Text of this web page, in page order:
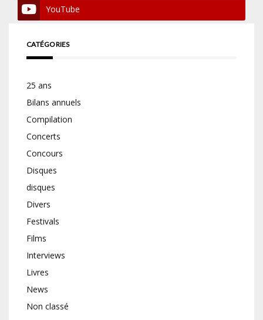
YouTube
CATÉGORIES
25 ans
Bilans annuels
Compilation
Concerts
Concours
Disques
disques
Divers
Festivals
Films
Interviews
Livres
News
Non classé